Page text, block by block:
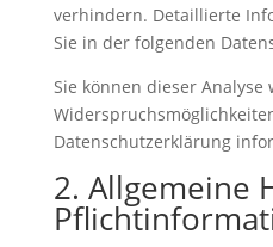
verhindern. Detaillierte
Sie in der folgenden
Sie können dieser
Datenschutzerklärung
2. Allgemeine